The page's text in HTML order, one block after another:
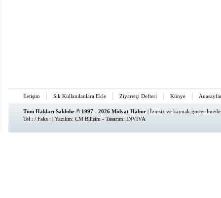
İletişim Sık Kullanılanlara Ekle Ziyaretçi Defteri Künye
Tüm Hakları Saklıdır © 1997 - 2026 Midyat Habur | İzinsiz ve kaynak
Tel : / Faks : | Yazılım: CM Bilişim - Tasarım: INVIVA